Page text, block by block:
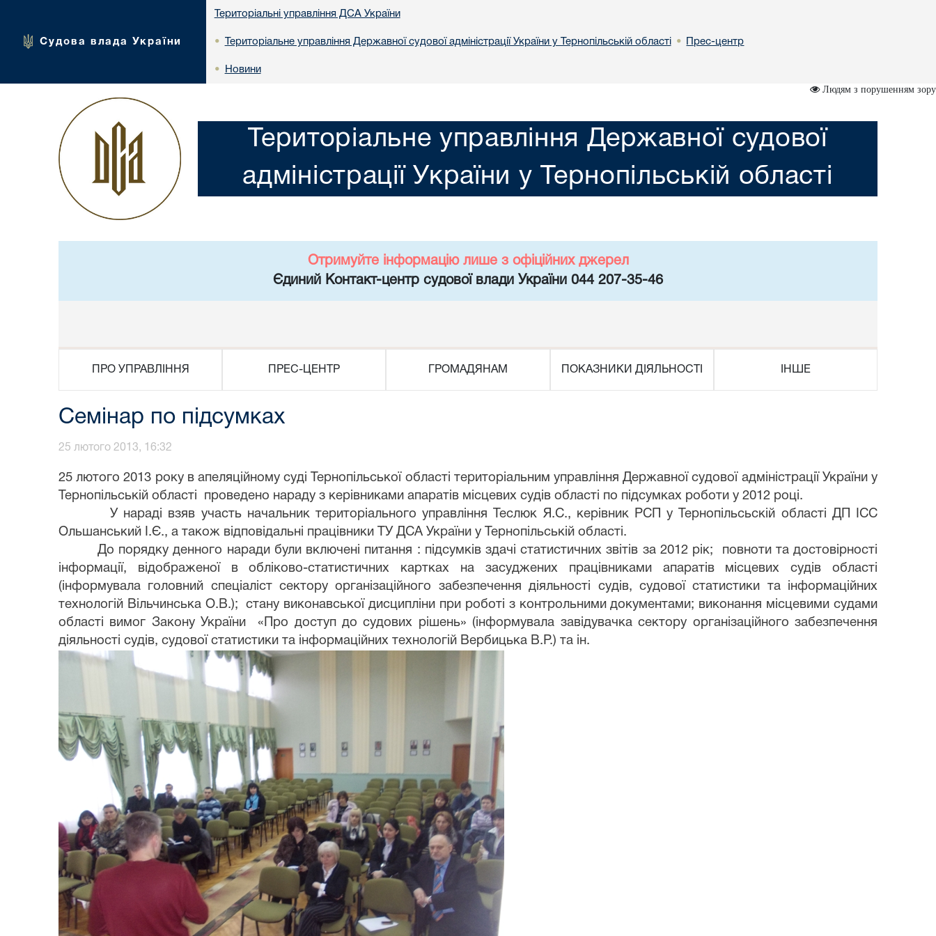
Судова влада України
Територіальні управління ДСА України
• Територіальне управління Державної судової адміністрації України у Тернопільській області • Прес-центр
• Новини
Людям з порушенням зору
Територіальне управління Державної судової
адміністрації України у Тернопільській області
Отримуйте інформацію лише з офіційних джерел
Єдиний Контакт-центр судової влади України 044 207-35-46
ПРО УПРАВЛІННЯ ПРЕС-ЦЕНТР ГРОМАДЯНАМ ПОКАЗНИКИ ДІЯЛЬНОСТІ ІНШЕ
Семінар по підсумках
25 лютого 2013, 16:32
25 лютого 2013 року в апеляційному суді Тернопільської області територіальним управління Державної судової адміністрації України у
Тернопільській області проведено нараду з керівниками апаратів місцевих судів області по підсумках роботи у 2012 році.
У нараді взяв участь начальник територіального управління Теслюк Я.С., керівник РСП у Тернопільсьскій області ДП ІСС
Ольшанський І.Є., а також відповідальні працівники ТУ ДСА України у Тернопільській області.
До порядку денного наради були включені питання : підсумків здачі статистичних звітів за 2012 рік; повноти та достовірності
інформації, відображеної в обліково-статистичних картках на засуджених працівниками апаратів місцевих судів області
(інформувала головний спеціаліст сектору організаційного забезпечення діяльності судів, судової статистики та інформаційних
технологій Вільчинська О.В.); стану виконавської дисципліни при роботі з контрольними документами; виконання місцевими судами
області вимог Закону України «Про доступ до судових рішень» (інформувала завідувачка сектору організаційного забезпечення
діяльності судів, судової статистики та інформаційних технологій Вербицька В.Р.) та ін.